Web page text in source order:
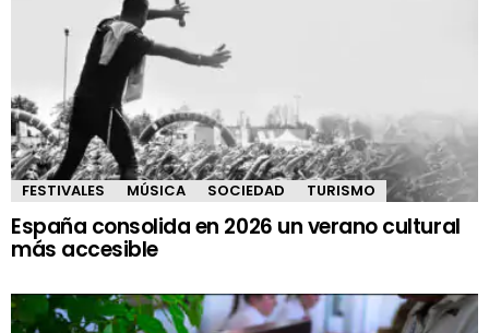
FESTIVALES MÚSICA SOCIEDAD TURISMO
España consolida en 2026 un verano cultural
más accesible